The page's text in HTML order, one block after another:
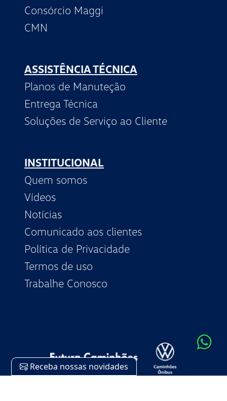
Receba nossas novidades
Consórcio Maggi
CMN
ASSISTÊNCIA TÉCNICA
Planos de Manuteção
Entrega Técnica
Soluções de Serviço ao Cliente
INSTITUCIONAL
Quem somos
Vídeos
Notícias
Comunicado aos clientes
Política de Privacidade
Termos de uso
Trabalhe Conosco